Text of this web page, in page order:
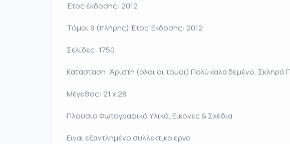
Έτος έκδοσης: 2012
Τόμοι 9 (πλήρης) Έτος Έκδοσης: 2012
Σελίδες: 1750
Κατάσταση: Άριστη (όλοι οι τόμοι) Πολύ καλα δεμένο,
Μέγεθος: 21 χ 28
Πλούσιο Φωτογραφικό Υλικό, Εικόνες & Σχέδια
Ειναι εξαντλημένο συλλεκτικο εργο